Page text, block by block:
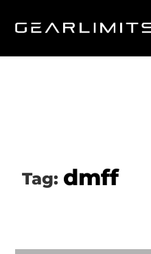
Tag: dmff